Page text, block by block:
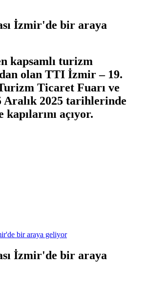
İzmir'de bir araya
kapsamlı turizm
olan TTI İzmir – 19.
Ticaret Fuarı ve
Aralık 2025 tarihlerinde
açıyor.
İzmir'de bir araya